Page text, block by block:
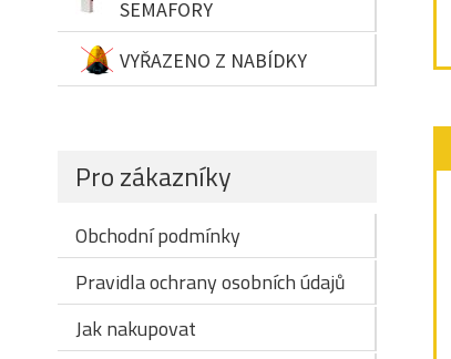
SEMAFORY
VYŘAZENO Z NABÍDKY
Pro zákazníky
Obchodní podmínky
Pravidla ochrany osobních údajů
Jak nakupovat